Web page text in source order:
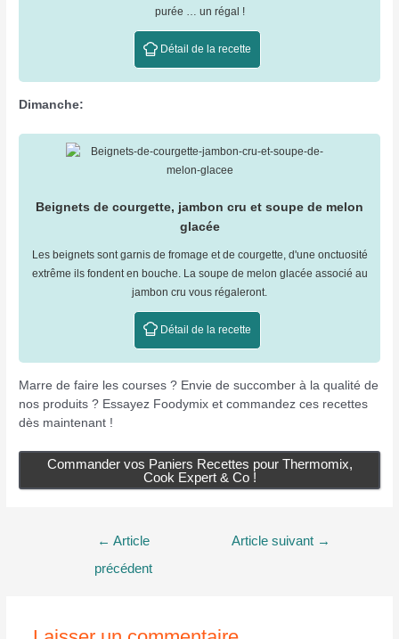
purée … un régal !
Détail de la recette
Dimanche:
Beignets de courgette, jambon cru et soupe de melon
glacée
Les beignets sont garnis de fromage et de courgette, d'une onctuosité
extrême ils fondent en bouche. La soupe de melon glacée associé au
jambon cru vous régaleront.
Détail de la recette
Marre de faire les courses ? Envie de succomber à la qualité de
nos produits ? Essayez Foodymix et commandez ces recettes
dès maintenant !
Commander vos Paniers Recettes pour Thermomix,
Cook Expert & Co !
← Article
précédent
Article suivant →